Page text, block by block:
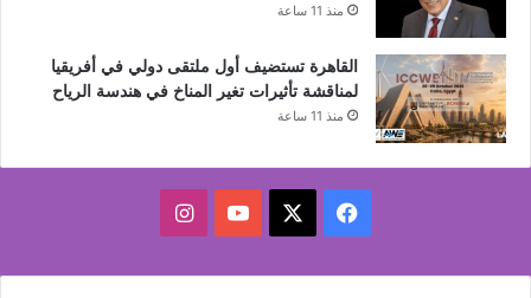
منذ 11 ساعة
القاهرة تستضيف أول ملتقى دولي في أفريقيا
لمناقشة تأثيرات تغير المناخ في هندسة الرياح
منذ 11 ساعة
فيسبوك ‫YouTubeانستقرام